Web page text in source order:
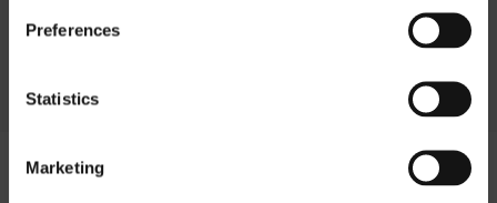
Preferences
Statistics
Marketing
prix. pour demander un mot de